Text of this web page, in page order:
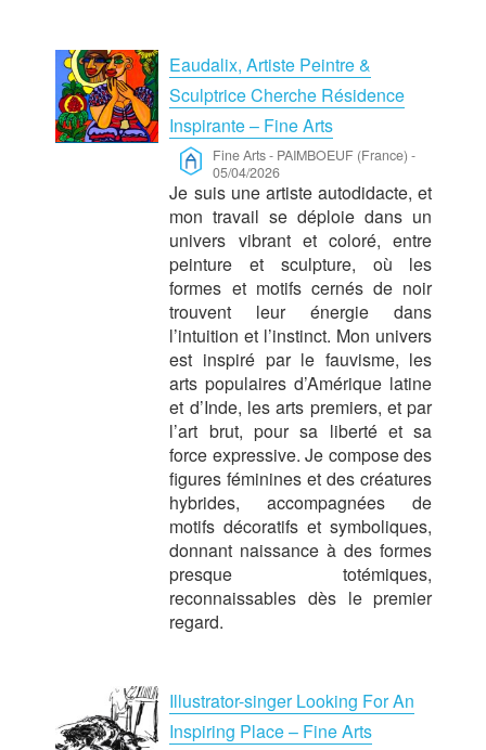
Eaudalix, Artiste Peintre &
Sculptrice Cherche Résidence
Inspirante – Fine Arts
Fine Arts- PAIMBOEUF (France) -
05/04/2026
Je suis une artiste autodidacte, et
mon travail se déploie dans un
univers vibrant et coloré, entre
peinture et sculpture, où les
formes et motifs cernés de noir
trouvent leur énergie dans
l’intuition et l’instinct. Mon univers
est inspiré par le fauvisme, les
arts populaires d’Amérique latine
et d’Inde, les arts premiers, et par
l’art brut, pour sa liberté et sa
force expressive. Je compose des
figures féminines et des créatures
hybrides, accompagnées de
motifs décoratifs et symboliques,
donnant naissance à des formes
presque totémiques,
reconnaissables dès le premier
regard.
Illustrator-singer Looking For An
Inspiring Place – Fine Arts